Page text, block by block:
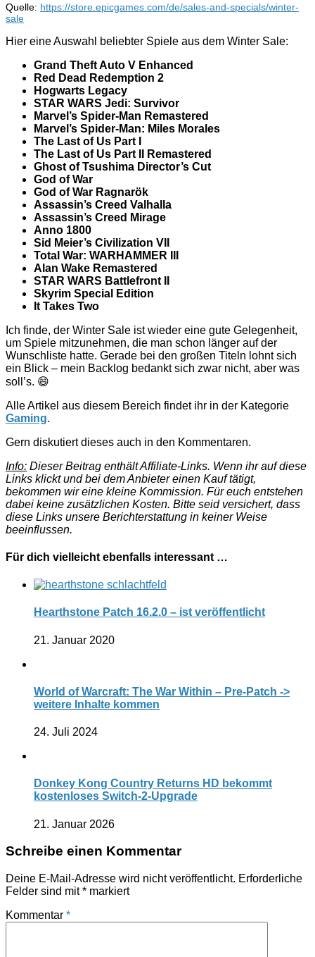
Quelle: https://store.epicgames.com/de/sales-and-specials/winter-
sale
Hier eine Auswahl beliebter Spiele aus dem Winter Sale:
Grand Theft Auto V Enhanced
Red Dead Redemption 2
Hogwarts Legacy
STAR WARS Jedi: Survivor
Marvel’s Spider-Man Remastered
Marvel’s Spider-Man: Miles Morales
The Last of Us Part I
The Last of Us Part II Remastered
Ghost of Tsushima Director’s Cut
God of War
God of War Ragnarök
Assassin’s Creed Valhalla
Assassin’s Creed Mirage
Anno 1800
Sid Meier’s Civilization VII
Total War: WARHAMMER III
Alan Wake Remastered
STAR WARS Battlefront II
Skyrim Special Edition
It Takes Two
Ich finde, der Winter Sale ist wieder eine gute Gelegenheit,
um Spiele mitzunehmen, die man schon länger auf der
Wunschliste hatte. Gerade bei den großen Titeln lohnt sich
ein Blick – mein Backlog bedankt sich zwar nicht, aber was
soll’s. 😄
Alle Artikel aus diesem Bereich findet ihr in der Kategorie
Gaming.
Gern diskutiert dieses auch in den Kommentaren.
Info: Dieser Beitrag enthält Affiliate-Links. Wenn ihr auf diese
Links klickt und bei dem Anbieter einen Kauf tätigt,
bekommen wir eine kleine Kommission. Für euch entstehen
dabei keine zusätzlichen Kosten. Bitte seid versichert, dass
diese Links unsere Berichterstattung in keiner Weise
beeinflussen.
Für dich vielleicht ebenfalls interessant …
Hearthstone Patch 16.2.0 – ist veröffentlicht
21. Januar 2020
World of Warcraft: The War Within – Pre-Patch ->
weitere Inhalte kommen
24. Juli 2024
Donkey Kong Country Returns HD bekommt
kostenloses Switch-2-Upgrade
21. Januar 2026
Schreibe einen Kommentar
Deine E-Mail-Adresse wird nicht veröffentlicht. Erforderliche
Felder sind mit* markiert
Kommentar *